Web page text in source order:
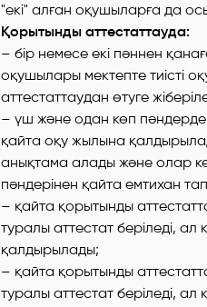
"екі" алған оқушыларға да
Қорытынды аттестаттауда:
– бір немесе екі пәннен
оқушылары мектепте тиісті
аттестаттаудан өтуге
– үш және одан көп
қайта оқу жылына
анықтама алады және олар
пәндерінен қайта емтихан
– қайта қорытынды
туралы аттестат беріледі,
қалдырылады;
– қайта қорытынды
туралы аттестат беріледі,